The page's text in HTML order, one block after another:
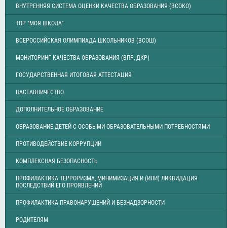
ВНУТРЕННЯЯ СИСТЕМА ОЦЕНКИ КАЧЕСТВА ОБРАЗОВАНИЯ (ВСОКО)
ТОР "МОЯ ШКОЛА"
ВСЕРОССИЙСКАЯ ОЛИМПИАДА ШКОЛЬНИКОВ (ВСОШ)
МОНИТОРИНГ КАЧЕСТВА ОБРАЗОВАНИЯ (ВПР, ДКР)
ГОСУДАРСТВЕННАЯ ИТОГОВАЯ АТТЕСТАЦИЯ
НАСТАВНИЧЕСТВО
ДОПОЛНИТЕЛЬНОЕ ОБРАЗОВАНИЕ
ОБРАЗОВАНИЕ ДЕТЕЙ С ОСОБЫМИ ОБРАЗОВАТЕЛЬНЫМИ ПОТРЕБНОСТЯМИ
ПРОТИВОДЕЙСТВИЕ КОРРУПЦИИ
КОМПЛЕКСНАЯ БЕЗОПАСНОСТЬ
ПРОФИЛАКТИКА ТЕРРОРИЗМА, МИНИМИЗАЦИЯ И (ИЛИ) ЛИКВИДАЦИЯ
ПОСЛЕДСТВИЙ ЕГО ПРОЯВЛЕНИЙ
ПРОФИЛАКТИКА ПРАВОНАРУШЕНИЙ И БЕЗНАДЗОРНОСТИ
РОДИТЕЛЯМ